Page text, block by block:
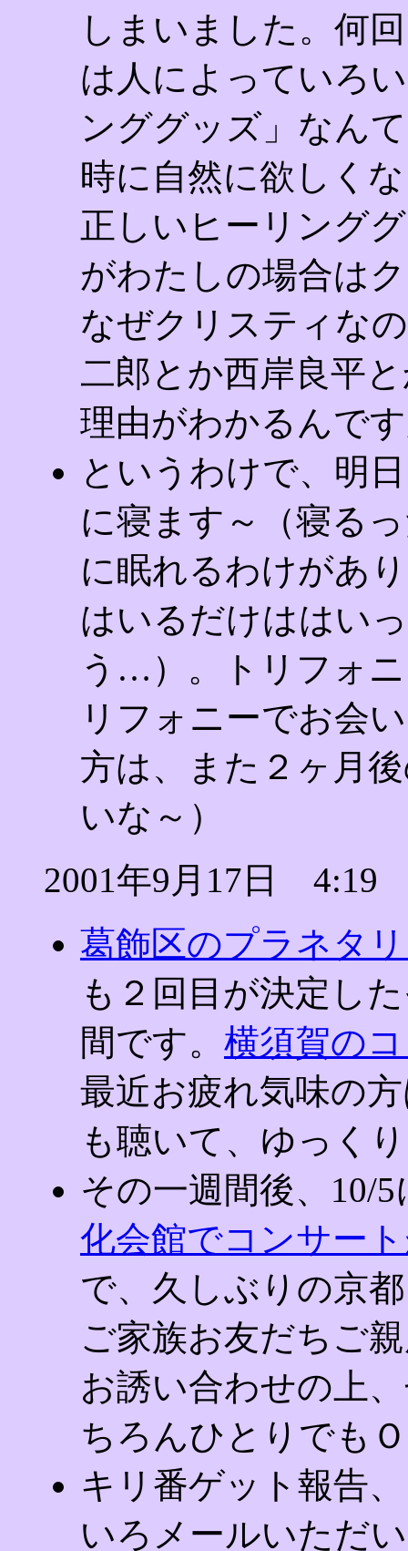
しまいました。何
は人によっていろ
ンググッズ」なん
時に自然に欲しく
正しいヒーリング
がわたしの場合は
なぜクリスティな
二郎とか西岸良平
理由がわかるんで
というわけで、明
に寝ます～（寝る
に眠れるわけがあ
はいるだけははい
う…）。トリフォ
リフォニーでお会
方は、また２ヶ月
いな～）
2001年9月17日 4:19
葛飾区のプラネタ
も２回目が決定し
間です。 横須賀の
最近お疲れ気味の
も聴いて、ゆっく
その一週間後、10/5
化会館でコンサー
で、久しぶりの京
ご家族お友だちご
お誘い合わせの上
ちろんひとりでも
キリ番ゲット報告
いろメールいただ